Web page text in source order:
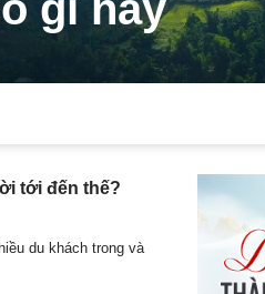
tới đến thế?
du khách trong và